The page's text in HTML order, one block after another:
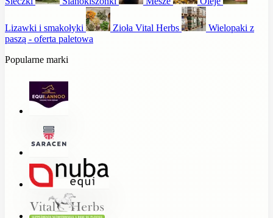
Lizawki i smakołyki Zioła Vital Herbs
Wielopaki z
paszą - oferta paletowa
Popularne marki